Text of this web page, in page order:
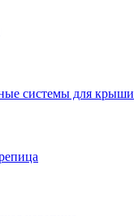
системы для крыши